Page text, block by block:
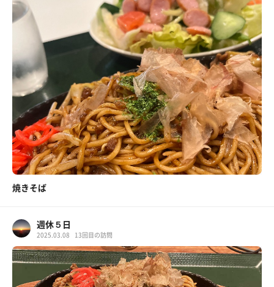
焼きそば
週休５日
2025.03.08 13回目の訪問